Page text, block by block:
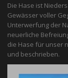
Die Hase ist
Gewässer voller
Unterwerfung der
neuerliche
die Hase für unser
und beschrieben.